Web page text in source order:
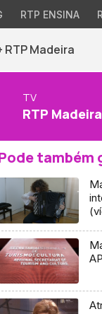
RTP ENSINA
RTP Madeira
TV
RTP Madeira
também